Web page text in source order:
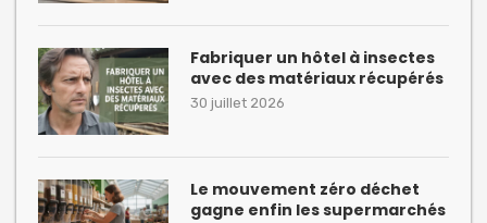
Fabriquer un hôtel à insectes
avec des matériaux récupérés
30 juillet 2026
Le mouvement zéro déchet
gagne enfin les supermarchés